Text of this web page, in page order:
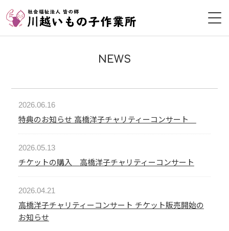
ボランティア
お問い合わせ
NEWS
2026.06.16
特典のお知らせ 高橋洋子チャリティーコンサート
2026.05.13
チケットの購入 高橋洋子チャリティーコンサート
2026.04.21
高橋洋子チャリティーコンサート チケット販売開始の
お知らせ